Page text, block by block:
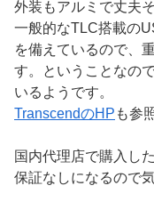
外装もアルミで丈夫
一般的なTLC搭載の
を備えているので、
す。ということなの
いるようです。
TranscendのHP も参
国内代理店で購入し
保証なしになるので